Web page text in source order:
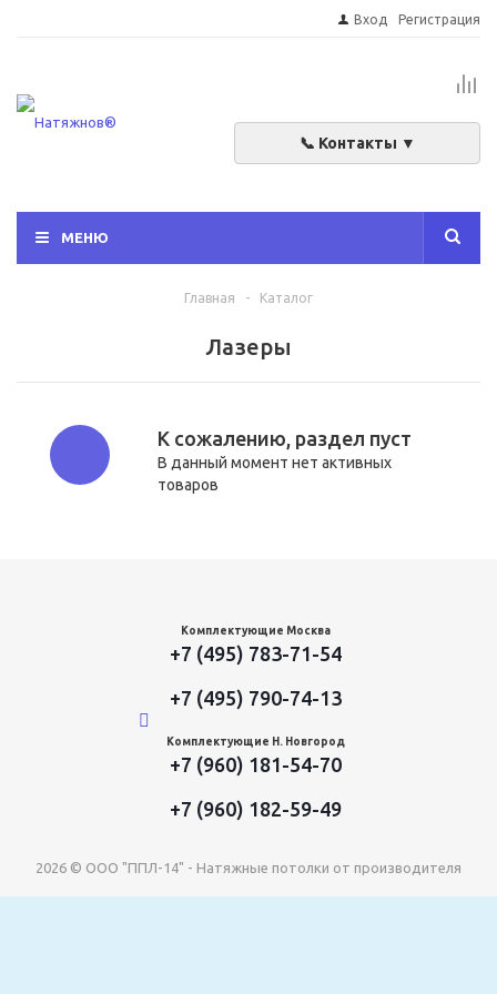
Вход Регистрация
📞 Контакты ▼
МЕНЮ
Главная - Каталог
Лазеры
К сожалению, раздел пуст
В данный момент нет активных
товаров
Комплектующие Москва
+7 (495) 783-71-54
+7 (495) 790-74-13
Комплектующие Н. Новгород
+7 (960) 181-54-70
+7 (960) 182-59-49
2026 © ООО "ППЛ-14" - Натяжные потолки от производителя